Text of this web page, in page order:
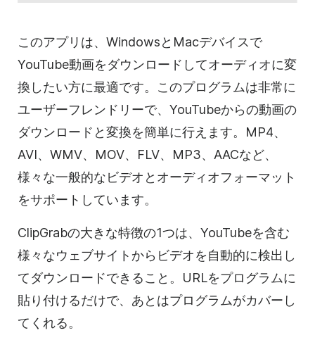
このアプリは、WindowsとMacデバイスで
YouTube動画をダウンロードしてオーディオに変
換したい方に最適です。このプログラムは非常に
ユーザーフレンドリーで、YouTubeからの動画の
ダウンロードと変換を簡単に行えます。MP4、
AVI、WMV、MOV、FLV、MP3、AACなど、
様々な一般的なビデオとオーディオフォーマット
をサポートしています。
ClipGrabの大きな特徴の1つは、YouTubeを含む
様々なウェブサイトからビデオを自動的に検出し
てダウンロードできること。URLをプログラムに
貼り付けるだけで、あとはプログラムがカバーし
てくれる。